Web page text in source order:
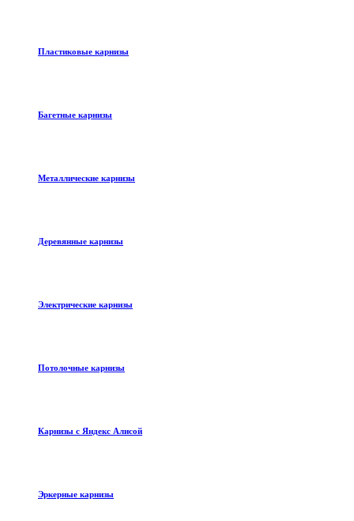
Пластиковые карнизы
Багетные карнизы
Металлические карнизы
Деревянные карнизы
Электрические карнизы
Потолочные карнизы
Карнизы с Яндекс Алисой
Эркерные карнизы